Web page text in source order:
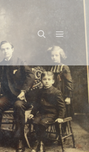
KeresésFőmenü